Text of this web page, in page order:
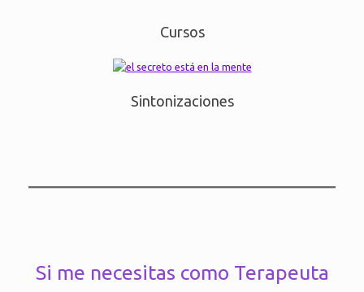
Cursos
Sintonizaciones
Si me necesitas como Terapeuta